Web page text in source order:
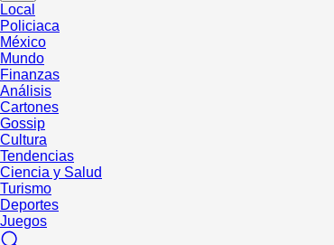
Local
Policiaca
México
Mundo
Finanzas
Análisis
Cartones
Gossip
Cultura
Tendencias
Ciencia y Salud
Turismo
Deportes
Juegos